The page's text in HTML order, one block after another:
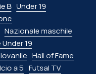
B Under 19
Nazionale maschile
19
Hall of Fame
a 5 Futsal TV